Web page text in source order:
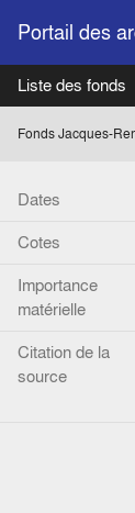
Portail des
Liste des fonds
Fonds Jacques-
Dates
Cotes
Importance
matérielle
Citation de la
source